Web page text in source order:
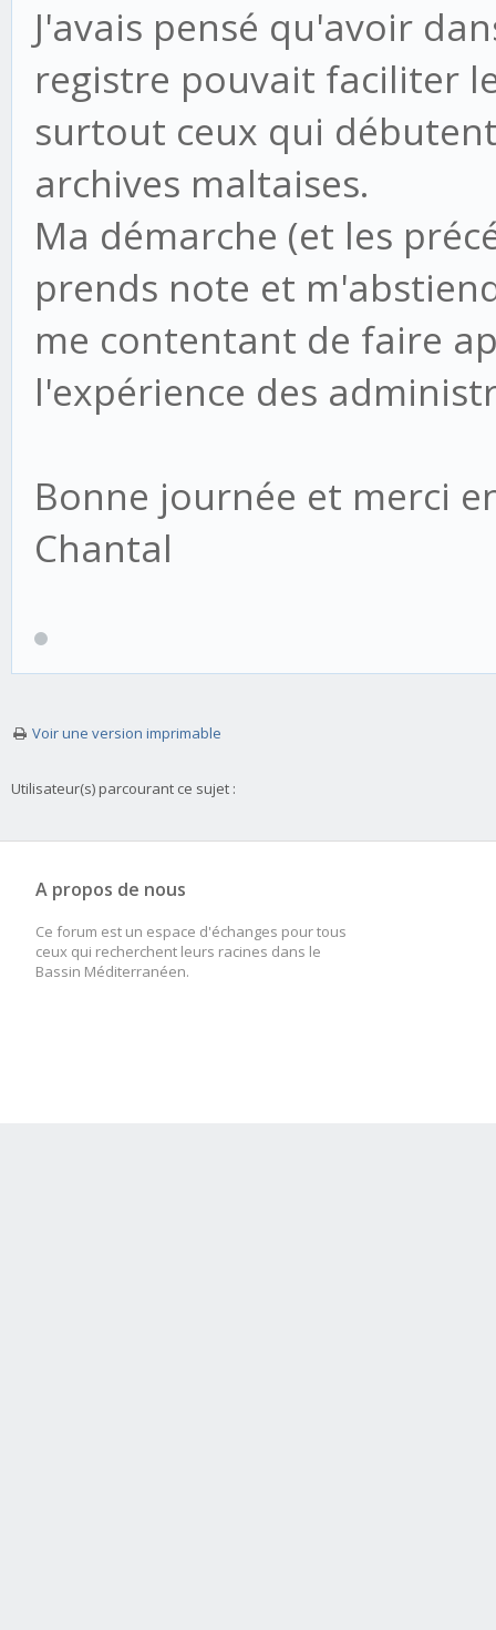
J'avais pensé qu'avoir
registre pouvait faciliter
surtout ceux qui
archives maltaises.
Ma démarche (et les
prends note et
me contentant de faire
l'expérience des
Bonne journée et merci
Chantal
Voir une version imprimable
Utilisateur(s) parcourant ce sujet :
A propos de nous
Ce forum est un espace d'échanges pour tous
ceux qui recherchent leurs racines dans le
Bassin Méditerranéen.